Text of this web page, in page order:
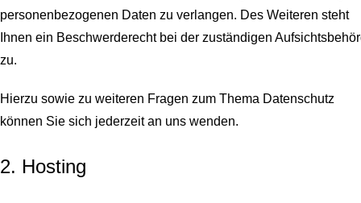
personenbezogenen Daten zu verlangen. Des Weiteren steht
Ihnen ein Beschwerderecht bei der zuständigen
zu.
Hierzu sowie zu weiteren Fragen zum Thema Datenschutz
können Sie sich jederzeit an uns wenden.
2. Hosting